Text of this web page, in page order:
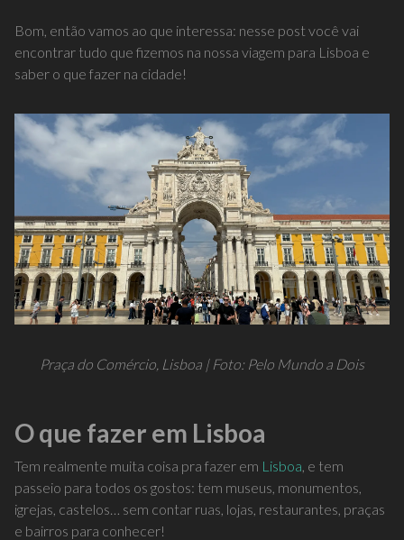
Bom, então vamos ao que interessa: nesse post você vai
encontrar tudo que fizemos na nossa viagem para Lisboa e
saber o que fazer na cidade!
Praça do Comércio, Lisboa | Foto: Pelo Mundo a Dois
O que fazer em Lisboa
Tem realmente muita coisa pra fazer em Lisboa, e tem
passeio para todos os gostos: tem museus, monumentos,
igrejas, castelos… sem contar ruas, lojas, restaurantes, praças
e bairros para conhecer!